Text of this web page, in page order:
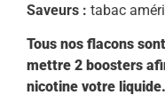
Saveurs : tabac
Tous nos flacons
mettre 2 boosters
nicotine votre liquide.